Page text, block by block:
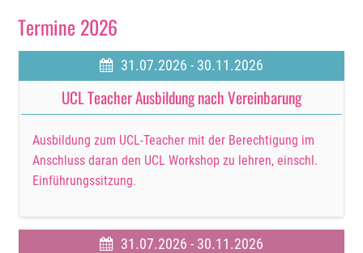
Termine 2026
31.07.2026 - 30.11.2026
UCL Teacher Ausbildung nach Vereinbarung
Ausbildung zum UCL-Teacher mit der Berechtigung im
Anschluss daran den UCL Workshop zu lehren, einschl.
Einführungssitzung.
31.07.2026 - 30.11.2026